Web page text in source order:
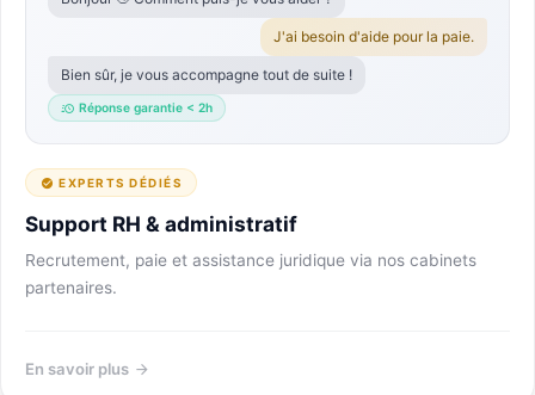
J'ai besoin d'aide pour la paie.
Bien sûr, je vous accompagne tout de suite !
Réponse garantie < 2h
EXPERTS DÉDIÉS
Support RH & administratif
Recrutement, paie et assistance juridique via nos cabinets
partenaires.
En savoir plus